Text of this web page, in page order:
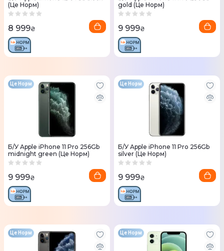
(Це Норм)
8 999₴
gold (Це Норм)
9 999₴
Б/У Apple iPhone 11 Pro 256Gb
midnight green (Це Норм)
Це Норм
9 999₴
Б/У Apple iPhone 11 Pro 256Gb
silver (Це Норм)
Це Норм
9 999₴
Це Норм Це Норм